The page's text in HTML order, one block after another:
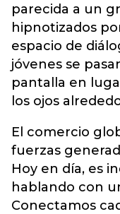
parecida a un
hipnotizados
espacio de
jóvenes se
pantalla en
los ojos
El comercio
fuerzas
Hoy en día, es
hablando con
Conectamos